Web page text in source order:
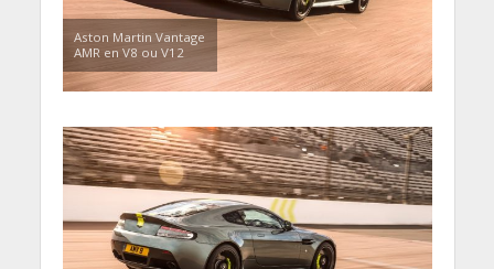
Aston Martin Vantage
AMR en V8 ou V12